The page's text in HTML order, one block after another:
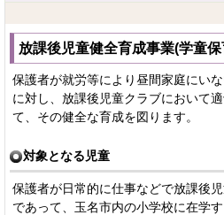
放課後児童健全育成事業(学童保
保護者が就労等により昼間家庭にい
に対し、放課後児童クラブにおいて
て、その健全な育成を図ります。
対象となる児童
保護者が日常的に仕事などで放課後
であって、玉名市内の小学校に在学